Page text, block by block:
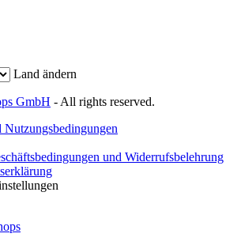
Land ändern
GmbH - All rights reserved.
Nutzungsbedingungen
und Widerrufsbelehrung